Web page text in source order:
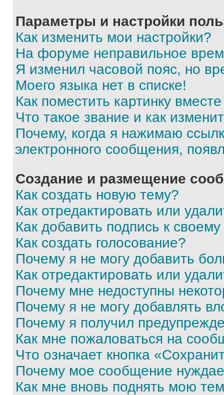
Параметры и настройки
Как изменить мои настройки?
На форуме неправильное
Я изменил часовой пояс, но
Моего языка нет в списке!
Как поместить картинку
Что такое звание и как
Почему, когда я нажимаю
электронного сообщения,
Создание и размещение
Как создать новую тему?
Как отредактировать или
Как добавить подпись к
Как создать голосование?
Почему я не могу добавить
Как отредактировать или
Почему мне недоступны
Почему я не могу добавлять
Почему я получил
Как мне пожаловаться на
Что означает кнопка
Почему мое сообщение
Как мне вновь поднять мою